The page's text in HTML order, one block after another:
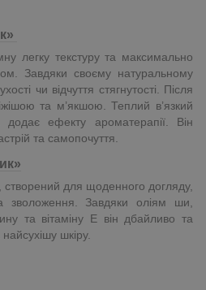
легку текстуру та максимально
Завдяки своєму натуральному
чи відчуття стягнутості. Після
та м’якшою. Теплий в’язкий
додає ефекту ароматерапії. Він
та самопочуття.
для щоденного догляду,
зволоження. Завдяки оліям ши,
та вітаміну Е він дбайливо та
шкіру.